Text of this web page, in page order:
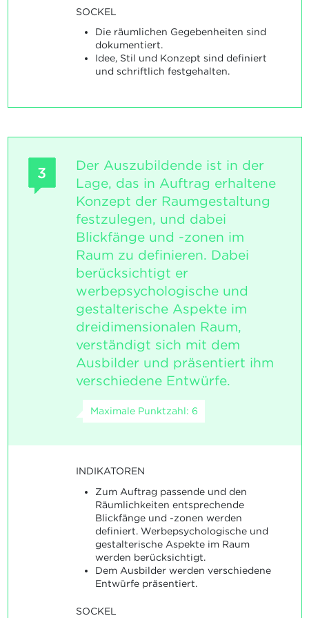
SOCKEL
Die räumlichen Gegebenheiten sind
dokumentiert.
Idee, Stil und Konzept sind definiert
und schriftlich festgehalten.
3
Der Auszubildende ist in der
Lage, das in Auftrag erhaltene
Konzept der Raumgestaltung
festzulegen, und dabei
Blickfänge und -zonen im
Raum zu definieren. Dabei
berücksichtigt er
werbepsychologische und
gestalterische Aspekte im
dreidimensionalen Raum,
verständigt sich mit dem
Ausbilder und präsentiert ihm
verschiedene Entwürfe.
Maximale Punktzahl: 6
INDIKATOREN
Zum Auftrag passende und den
Räumlichkeiten entsprechende
Blickfänge und -zonen werden
definiert. Werbepsychologische und
gestalterische Aspekte im Raum
werden berücksichtigt.
Dem Ausbilder werden verschiedene
Entwürfe präsentiert.
SOCKEL